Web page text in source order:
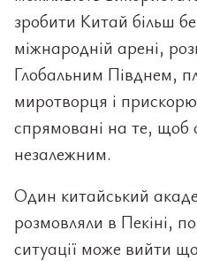
зробити Китай більш
міжнародній арені,
Глобальним Півднем,
миротворця і
спрямовані на те, щоб
незалежним.
Один китайський
розмовляли в Пекіні,
ситуації може вийти